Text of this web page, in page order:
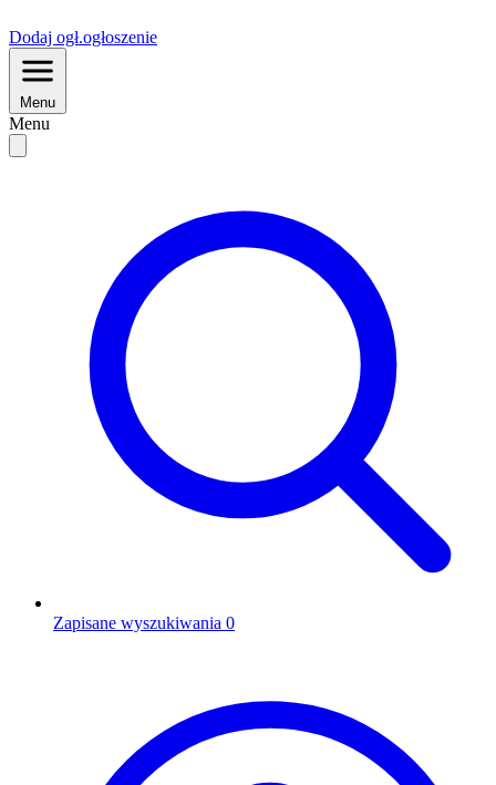
Dodaj ogł.ogłoszenie
Menu
Menu
Zapisane wyszukiwania 0